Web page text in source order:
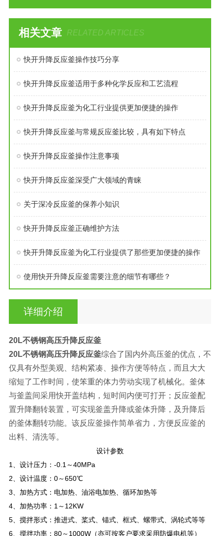
相关文章 RELATED ARTICLES
快开升降反应釜操作技巧分享
快开升降反应釜适用于多种化学反应和工艺流程
快开升降反应釜为化工行业提供更加便捷的操作
快开升降反应釜与常规反应釜比较，具有如下特点
快开升降反应釜操作注意事项
快开升降反应釜深受广大领域的青睐
关于深冷反应釜的保养小知识
快开升降反应釜正确维护方法
快开升降反应釜为化工行业提供了那些更加便捷的操作
使用快开升降反应釜需要注意的细节有哪些？
详细介绍
20L不锈钢高压升降反应釜
20L不锈钢高压升降反应釜综合了国内外高压釜的优点，不
仅具有外型美观、结构紧凑、操作方便等特点，而且大大
缩短了工作时间，使笨重的体力劳动实现了机械化。釜体
与釜盖间采用快开盖结构，短时间内便可打开；反应釜配
置升降翻转装置，可实现釜盖升降或釜体升降，及升降后
的釜体翻转功能。该反应釜操作简单省力，方便反应釜的
出料、清洗等。
设计参数
1
、设计压力：-0.1～40MPa
2 、设计温度：0～650℃
3 、加热方式：电加热、油浴电加热、循环加热等
4、加热功率：1～12KW
5、搅拌形式：推进式、桨式、锚式、框式、螺带式、涡轮式等等
6、搅拌功率：80～1000W（亦可按客户要求采用防爆电机等）